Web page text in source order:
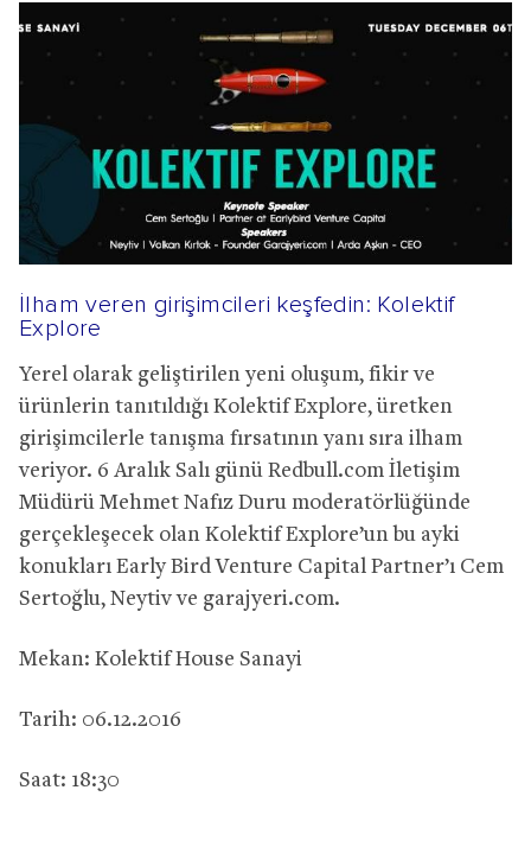
İlham veren girişimcileri keşfedin: Kolektif
Explore
Yerel olarak geliştirilen yeni oluşum, fikir ve
ürünlerin tanıtıldığı Kolektif Explore, üretken
girişimcilerle tanışma fırsatının yanı sıra ilham
veriyor. 6 Aralık Salı günü Redbull.com İletişim
Müdürü Mehmet Nafız Duru moderatörlüğünde
gerçekleşecek olan Kolektif Explore’un bu ayki
konukları Early Bird Venture Capital Partner’ı Cem
Sertoğlu, Neytiv ve garajyeri.com.
Mekan: Kolektif House Sanayi
Tarih: 06.12.2016
Saat: 18:30